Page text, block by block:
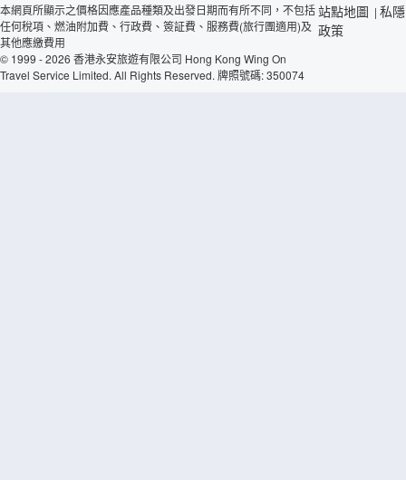
本網頁所顯示之價格因應產品種類及出發日期而有所不同，不包括
任何稅項、燃油附加費、行政費、簽証費、服務費(旅行團適用)及
其他應繳費用
© 1999 - 2026 香港永安旅遊有限公司 Hong Kong Wing On
Travel Service Limited. All Rights Reserved. 牌照號碼: 350074
站點地圖 | 私隱
政策